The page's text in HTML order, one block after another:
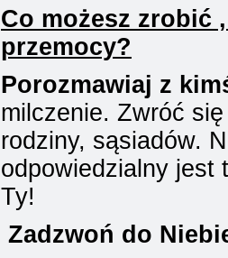
Co możesz zrobić
przemocy?
Porozmawiaj z
milczenie. Zwróć
rodziny, sąsiadów.
odpowiedzialny jest
Ty!
Zadzwoń do